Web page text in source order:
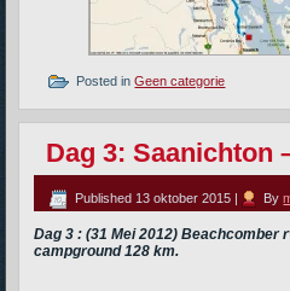
Posted in Geen categorie
Dag 3: Saanichton
Published 13 oktober 2015 By
Dag 3 : (31 Mei 2012) Beachcomber
campground 128 km.